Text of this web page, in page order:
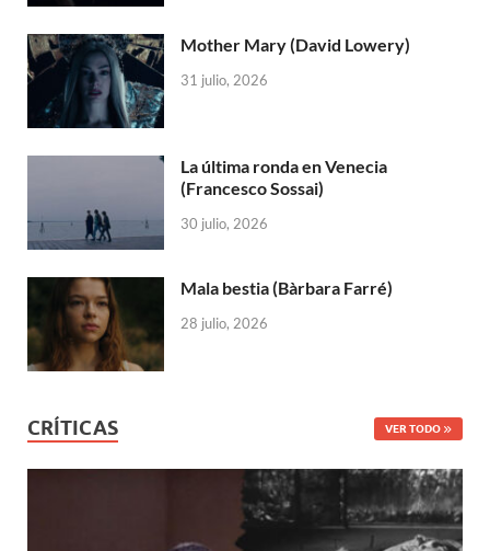
Mother Mary (David Lowery)
31 julio, 2026
La última ronda en Venecia
(Francesco Sossai)
30 julio, 2026
Mala bestia (Bàrbara Farré)
28 julio, 2026
CRÍTICAS VER TODO